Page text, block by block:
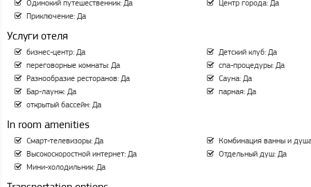
Одинокий путешественник: Да
Приключение: Да
Центр города: Да
Услуги отеля
бизнес-центр: Да
переговорные комнаты: Да
Разнообразие ресторанов: Да
Бар-лаунж: Да
открытый бассейн: Да
Детский клуб: Да
спа-процедуры: Да
Сауна: Да
парная: Да
In room amenities
Смарт-телевизоры: Да
Высокоскоростной интернет: Да
Мини-холодильник: Да
Комбинация ванны и
Отдельный душ: Да